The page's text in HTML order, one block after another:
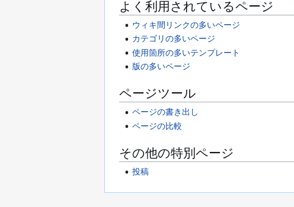
よく利用されているページ
ウィキ間リンクの多いページ
カテゴリの多いページ
使用箇所の多いテンプレート
版の多いページ
ページツール
ページの書き出し
ページの比較
その他の特別ページ
投稿